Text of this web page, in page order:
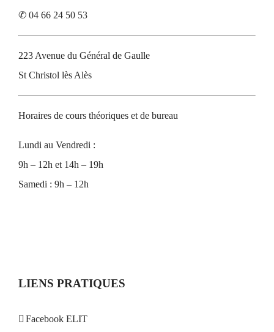
✆ 04 66 24 50 53
223 Avenue du Général de Gaulle
St Christol lès Alès
Horaires de cours théoriques et de bureau
Lundi au Vendredi :
9h – 12h et 14h – 19h
Samedi : 9h – 12h
LIENS PRATIQUES
Facebook ELIT